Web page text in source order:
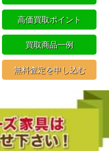
高価買取ポイント
買取商品一例
無料査定を申し込む